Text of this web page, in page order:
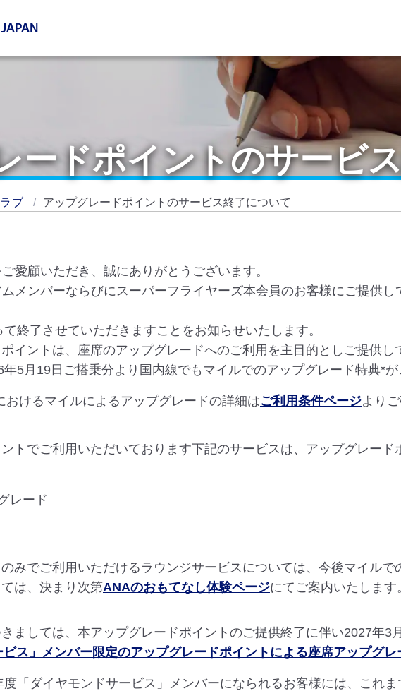
ードポイントのサービ
ブ アップグレードポイントのサービス終了について
愛顧いただき、誠にありがとうございます。
メンバーならびにスーパーフライヤーズ本会員のお客様にご提供
終了させていただきますことをお知らせいたします。
イントは、座席のアップグレードへのご利用を主目的としご提供
5月19日ご搭乗分より国内線でもマイルでのアップグレード特典*が
おけるマイルによるアップグレードの詳細はご利用条件ページより
トでご利用いただいております下記のサービスは、アップグレー
レード
みでご利用いただけるラウンジサービスについては、今後マイルで
は、決まり次第ANAのおもてなし体験ページにてご案内いたします
ましては、本アップグレードポイントのご提供終了に伴い2027年3
ス」メンバー限定のアップグレードポイントによる座席アップグレ
「ダイヤモンドサービス」メンバーになられるお客様には、これ